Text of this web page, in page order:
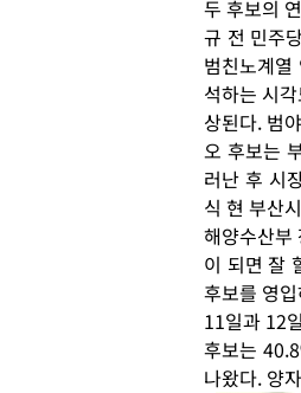
두 후보의
규 전 민주
범친노계열
석하는 시
상된다. 범
오 후보는
러난 후 시
식 현 부산
해양수산부
이 되면 잘
후보를 영
11일과 12
후보는
나왔다. 양